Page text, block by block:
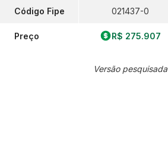
Código Fipe
Preço
021437-0
R$ 275.907
Versão pesquisada